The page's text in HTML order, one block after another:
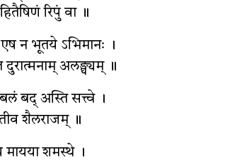
रिपुं वा ॥
न भूतये ऽभिमानः ।
दुरात्मनाम् अलङ्घ्यम् ॥
बद् अस्ति सत्त्वे ।
शैलराजम् ॥
मायया शमस्थे ।